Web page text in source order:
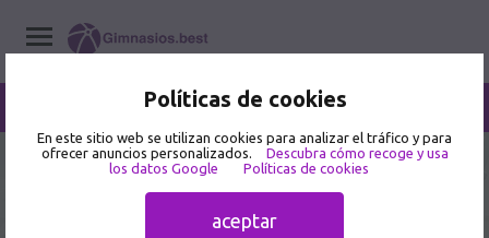
Políticas de cookies
En este sitio web se utilizan cookies para analizar el tráfico y para
ofrecer anuncios personalizados.
Descubra cómo recoge y usa
los datos Google
Políticas de cookies
aceptar
Querétaro /Tequisquiapan
Mejor Gimnasio en Tequisquiapan